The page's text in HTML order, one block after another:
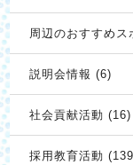
周辺のおすすめス
説明会情報 (6)
社会貢献活動 (16)
採用教育活動